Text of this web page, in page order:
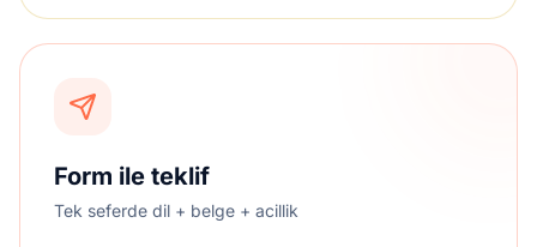
Form ile teklif
Tek seferde dil + belge + acillik